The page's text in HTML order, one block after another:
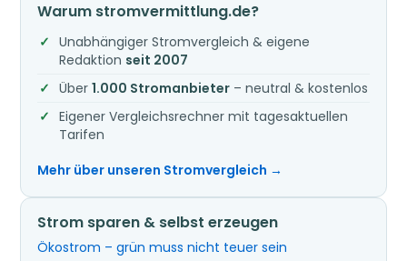
Warum stromvermittlung.de?
Unabhängiger Stromvergleich & eigene
Redaktion seit 2007
Über1.000 Stromanbieter – neutral & kostenlos
Eigener Vergleichsrechner mit tagesaktuellen
Tarifen
Mehr über unseren Stromvergleich →
Strom sparen & selbst erzeugen
Ökostrom – grün muss nicht teuer sein